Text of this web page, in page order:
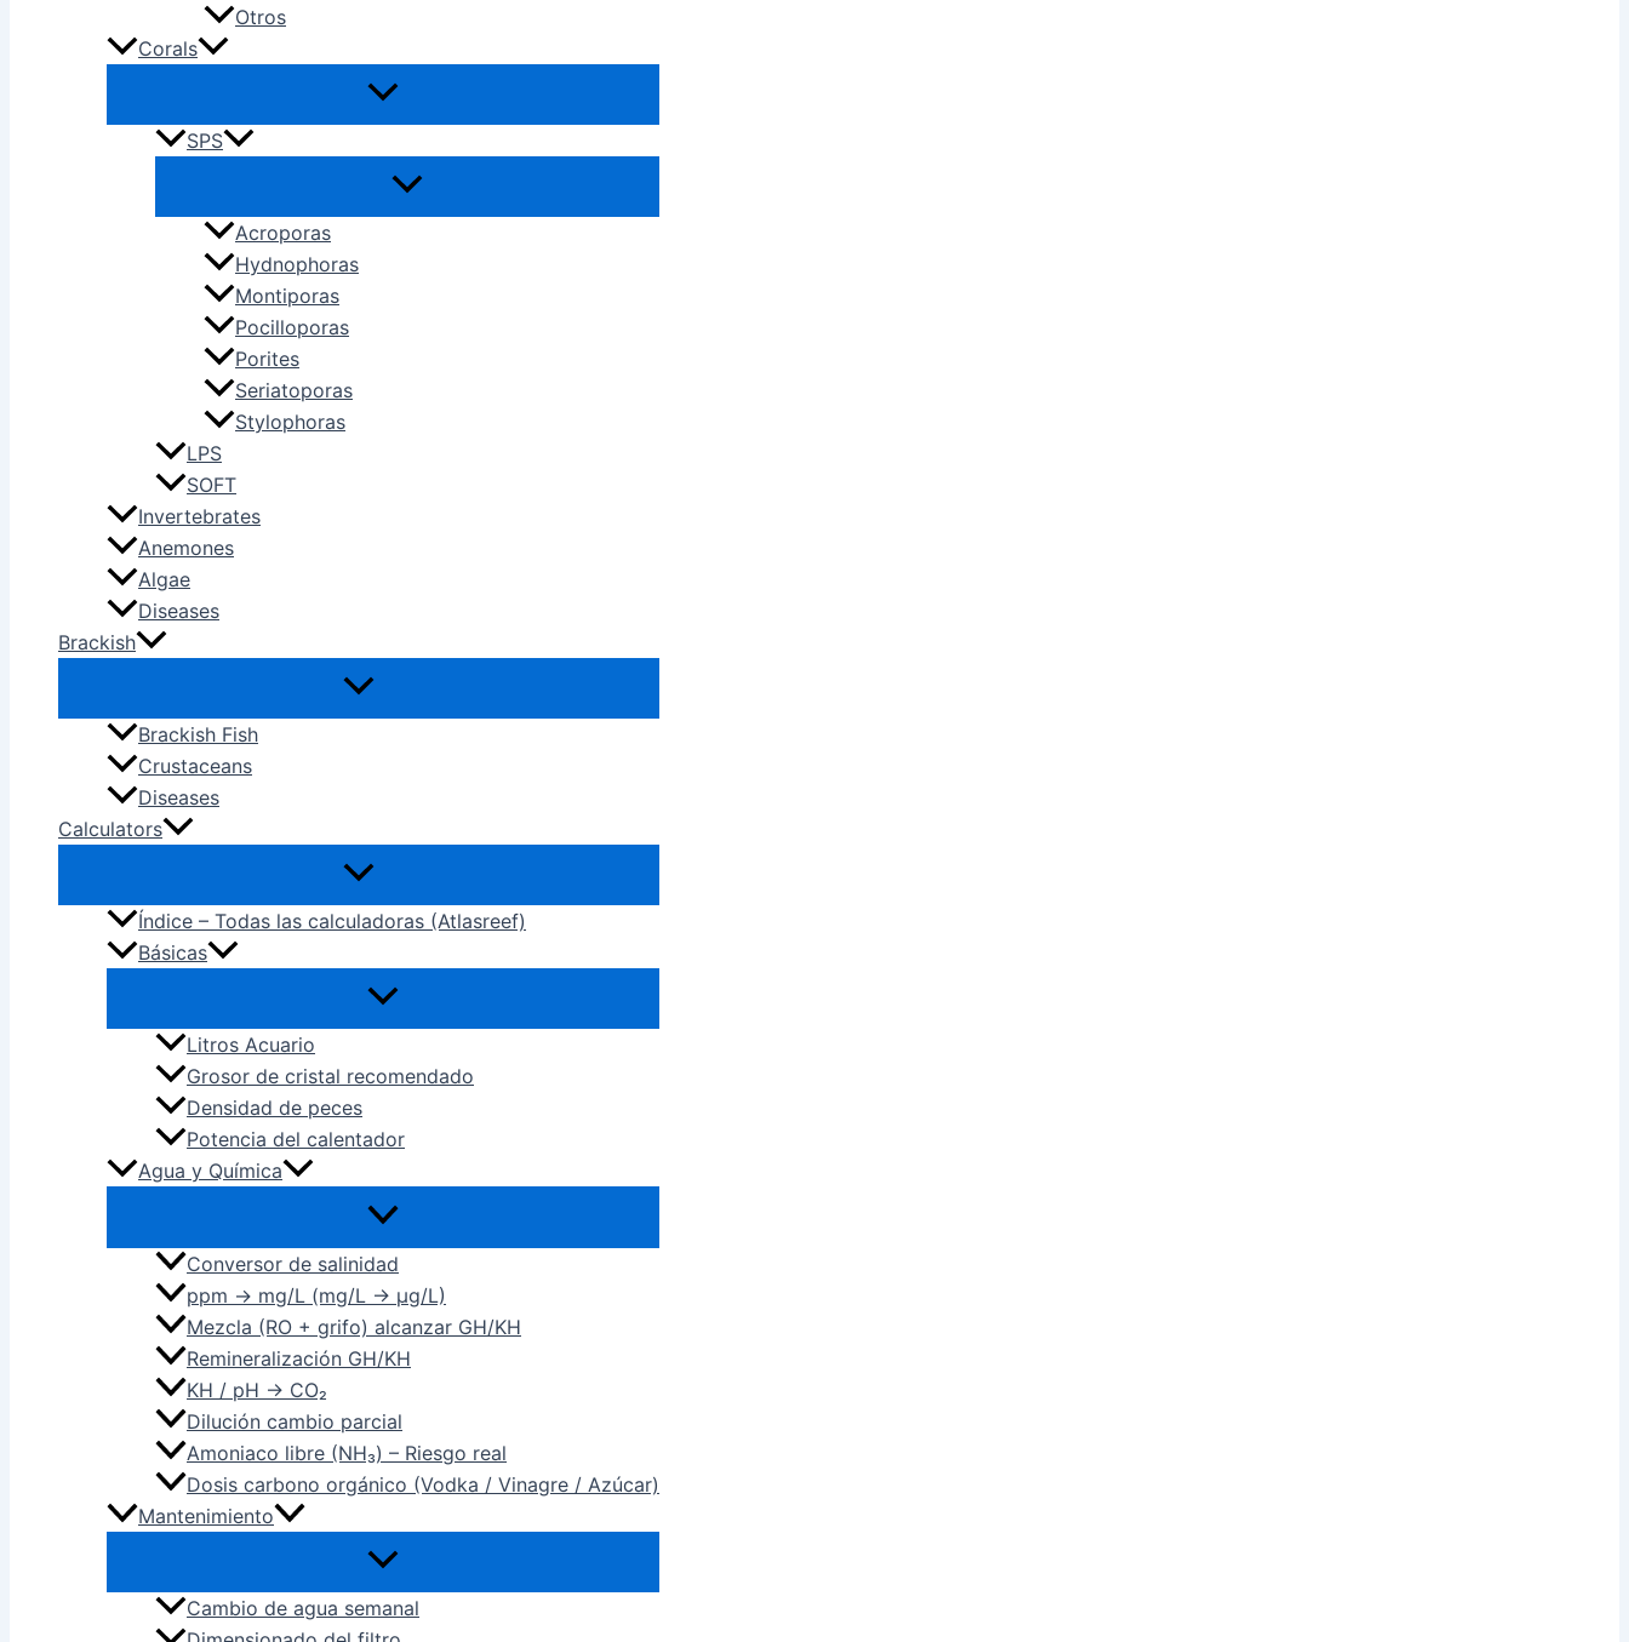
Otros
Corals
SPS
Acroporas
Hydnophoras
Montiporas
Pocilloporas
Porites
Seriatoporas
Stylophoras
LPS
SOFT
Invertebrates
Anemones
Algae
Diseases
Brackish
Brackish Fish
Crustaceans
Diseases
Calculators
Índice – Todas las calculadoras (Atlasreef)
Básicas
Litros Acuario
Grosor de cristal recomendado
Densidad de peces
Potencia del calentador
Agua y Química
Conversor de salinidad
ppm → mg/L (mg/L → µg/L)
Mezcla (RO + grifo) alcanzar GH/KH
Remineralización GH/KH
KH / pH → CO₂
Dilución cambio parcial
Amoniaco libre (NH₃) – Riesgo real
Dosis carbono orgánico (Vodka / Vinagre / Azúcar)
Mantenimiento
Cambio de agua semanal